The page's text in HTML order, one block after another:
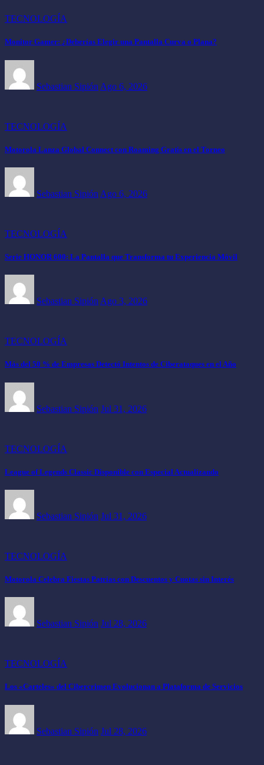
TECNOLOGÍA
Monitor Gamer: ¿Deberías Elegir una Pantalla Curva o Plana?
Sebastian Sipión Ago 6, 2026
TECNOLOGÍA
Motorola Lanza Global Connect con Roaming Gratis en el Torneo
Sebastian Sipión Ago 6, 2026
TECNOLOGÍA
Serie HONOR 600: La Pantalla que Transforma tu Experiencia Móvil
Sebastian Sipión Ago 3, 2026
TECNOLOGÍA
Más del 50 % de Empresas Detectó Intentos de Ciberataques en el Año
Sebastian Sipión Jul 31, 2026
TECNOLOGÍA
League of Legends Classic Disponible con Especial Actualizando
Sebastian Sipión Jul 31, 2026
TECNOLOGÍA
Motorola Celebra Fiestas Patrias con Descuentos y Cuotas sin Interés
Sebastian Sipión Jul 28, 2026
TECNOLOGÍA
Los «Carteles» del Cibercrimen Evolucionan a Plataforma de Servicios
Sebastian Sipión Jul 28, 2026